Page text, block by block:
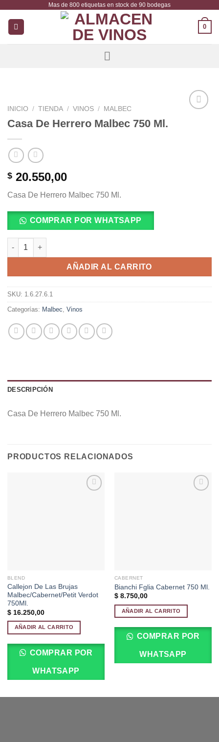
contenido
Mas de 800 etiquetas en stock de 90 bodegas
0
INICIO / TIENDA / VINOS / MALBEC
Casa De Herrero Malbec 750 Ml.
$ 20.550,00
Casa De Herrero Malbec 750 Ml.
COMPRAR POR WHATSAPP
Casa De Herrero Malbec 750 Ml. cantidad
AÑADIR AL CARRITO
SKU: 1.6.27.6.1
Categorías: Malbec Vinos
DESCRIPCIÓN
Casa De Herrero Malbec 750 Ml.
PRODUCTOS RELACIONADOS
BLEND
Callejon De Las Brujas
Malbec/Cabernet/Petit Verdot
750Ml.
$16.250,00
AÑADIR AL CARRITO
COMPRAR POR
WHATSAPP
CABERNET
Bianchi Fglia Cabernet 750 Ml.
$8.750,00
AÑADIR AL CARRITO
COMPRAR POR
WHATSAPP